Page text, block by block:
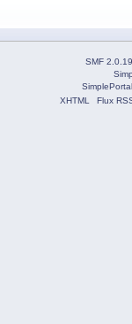
SMF 2.0.19
XHTML
Flux